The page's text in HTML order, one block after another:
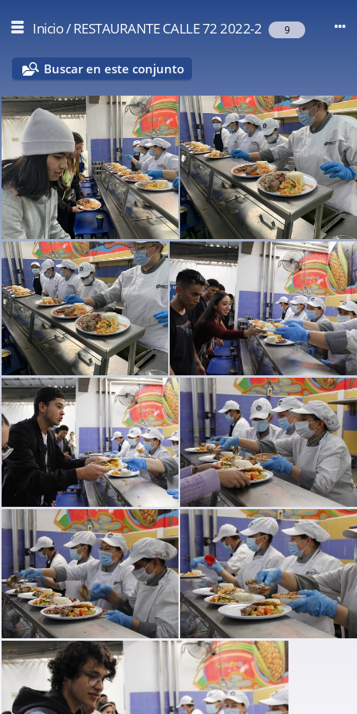
Inicio/RESTAURANTE CALLE 72 2022-2 9
Buscar en este conjunto